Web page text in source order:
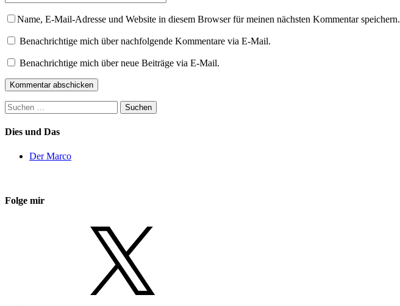
Name, E-Mail-Adresse und Website in diesem Browser für meinen nächsten Kommentar speichern.
Benachrichtige mich über nachfolgende Kommentare via E-Mail.
Benachrichtige mich über neue Beiträge via E-Mail.
Suchen
nach:
Dies und Das
Der Marco
Folge mir